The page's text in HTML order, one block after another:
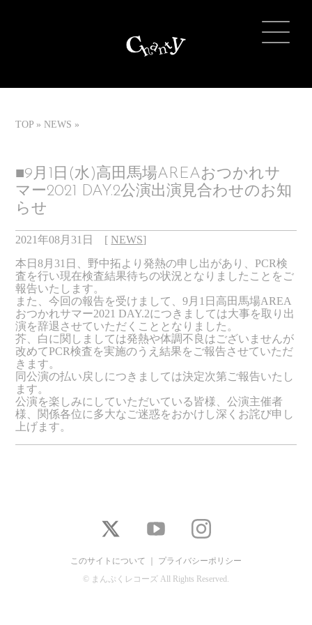
TOP NEWS
■9月1日(水)高田馬場AREAおつかれサ
マー2021 DAY.2公演出演見合わせのお知
らせ
2021年08月31日 [ NEWS]
本日8月31日、野中拓より発熱の申し出があり、PCR検
査を行い現在検査結果待ちの状況となりましたことをご
報告いたします。
また、今回の報告を受けまして、9月1日高田馬場AREA
おつかれサマー2021 DAY.2につきましては大事を取り出
演を辞退させていただくこととなりました。
芥、白に関しましては発熱や体調不良はございませんが
改めてPCR検査を実施のうえ結果をご報告させていただ
きます。
同公演の払い戻しにつきましては決定次第ご報告いたし
ます。
公演を楽しみにしていただいている皆様、公演主催者
様、関係各位に多大なご迷惑をおかけし深くお詫び申し
上げます。
このサイトについて プライバシーポリシー
© まんぷくレコーズ All Rights Reserved.